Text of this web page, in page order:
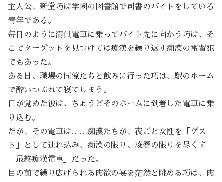
主人公、新堂巧は学園の図書館で司書のバイトをしている
青年である。
毎日のように満員電車に乗ってバイト先に向かう巧は、そ
こでターゲットを見つけては痴漢を繰り返す痴漢の常習犯
でもあった。
ある日、職場の同僚たちと飲みに行った巧は、駅のホーム
で酔いつぶれて寝てしまう。
目が覚めた彼は、ちょうどそのホームに到着した電車に乗
り込む。
だが、その電車は……痴漢たちが、夜ごと女性を「ゲス
ト」として連れ込み、痴漢の限り、凌辱の限りを尽くす
「最終痴漢電車」だった。
目の前で繰り広げられる肉欲の宴を茫然と眺める巧は、肉